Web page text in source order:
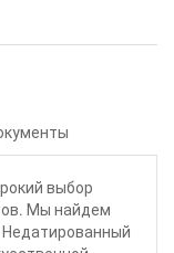
выбор
Мы найдем
Недатированный